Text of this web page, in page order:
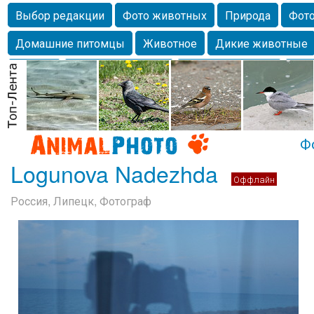
Выбор редакции Фото животных Природа
Домашние питомцы
Животное
Дикие животные
Собаки
Alexanderandronik Млекопитающие
Морда
Собачка Осень Портрет
Домашние
Насекомое
Коты Lebert Дикие птицы Утка
Logunova Nadezhda Оффлайн
Россия, Липецк, Фотограф